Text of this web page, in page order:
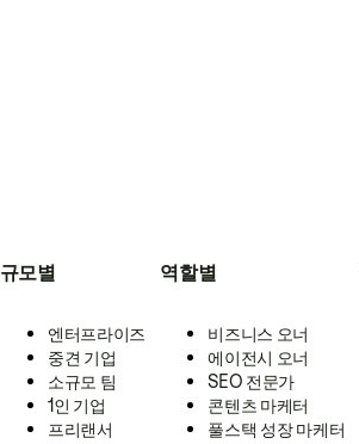
규모별
엔터프라이즈
중견 기업
소규모 팀
1인 기업
프리랜서
역할별
비즈니스 오너
에이전시 오너
SEO 전문가
콘텐츠 마케터
풀스택 성장 마케터